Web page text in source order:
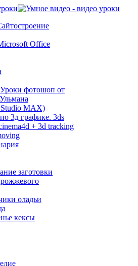
Office
фотошоп от
MAX)
3д графике. 3ds
+ 3d tracking
заготовки
оладьи
кексы